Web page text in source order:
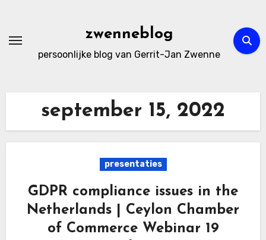
de
zwenneblog
persoonlijke blog van Gerrit-Jan Zwenne
september 15, 2022
presentaties
GDPR compliance issues in the
Netherlands | Ceylon Chamber
of Commerce Webinar 19